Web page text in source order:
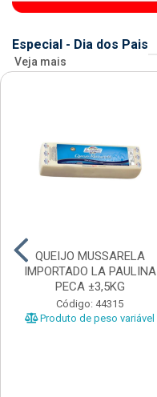
Especial - Dia dos Pais
Veja mais
QUEIJO MUSSARELA
IMPORTADO LA PAULINA
PECA ±3,5KG
Código: 44315
Produto de peso variável